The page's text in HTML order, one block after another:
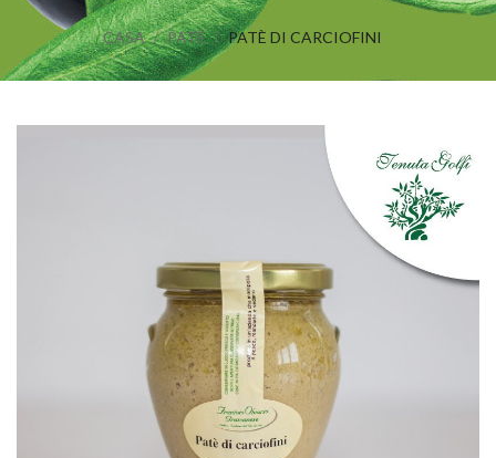
CASA PATÈ PATÈ DI CARCIOFINI